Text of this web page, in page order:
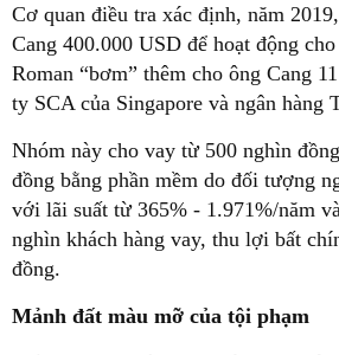
Cơ quan điều tra xác định, năm
Cang 400.000 USD để hoạt động
Roman “bơm” thêm cho ông Cang
ty SCA của Singapore và ngân hàng
Nhóm này cho vay từ 500 nghìn
đồng bằng phần mềm do đối tượng
với lãi suất từ 365% - 1.971%/năm
nghìn khách hàng vay, thu lợi bất
đồng.
Mảnh đất màu mỡ của tội phạm